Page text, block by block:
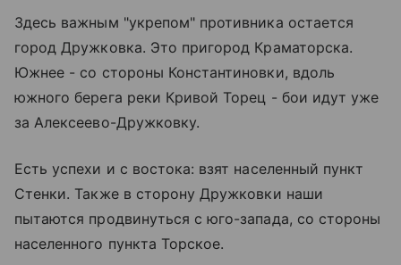
Здесь важным "укрепом" противника остается
город Дружковка. Это пригород Краматорска.
Южнее - со стороны Константиновки, вдоль
южного берега реки Кривой Торец - бои идут уже
за Алексеево-Дружковку.
Есть успехи и с востока: взят населенный пункт
Стенки. Также в сторону Дружковки наши
пытаются продвинуться с юго-запада, со стороны
населенного пункта Торское.